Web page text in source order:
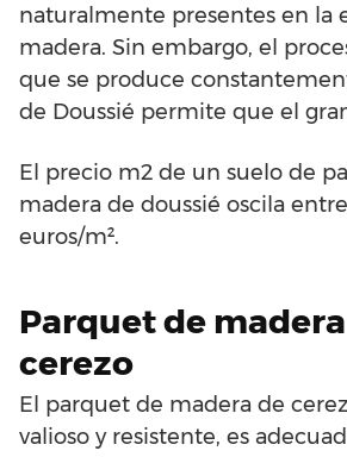
naturalmente presentes en la
madera. Sin embargo, el
que se produce
de Doussié permite que el
El precio m2 de un suelo de
madera de doussié oscila
euros/m².
Parquet de
cerezo
El parquet de madera de
valioso y resistente, es